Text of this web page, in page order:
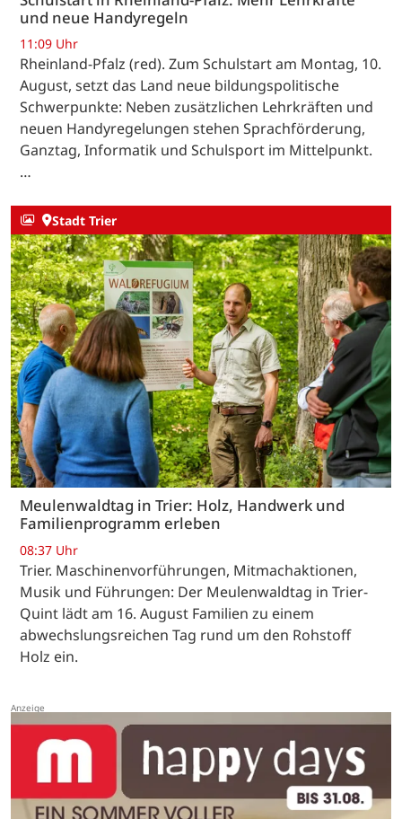
und neue Handyregeln
11:09 Uhr
Rheinland-Pfalz (red). Zum Schulstart am Montag, 10.
August, setzt das Land neue bildungspolitische
Schwerpunkte: Neben zusätzlichen Lehrkräften und
neuen Handyregelungen stehen Sprachförderung,
Ganztag, Informatik und Schulsport im Mittelpunkt.
…
Stadt Trier
Meulenwaldtag in Trier: Holz, Handwerk und
Familienprogramm erleben
08:37 Uhr
Trier. Maschinenvorführungen, Mitmachaktionen,
Musik und Führungen: Der Meulenwaldtag in Trier-
Quint lädt am 16. August Familien zu einem
abwechslungsreichen Tag rund um den Rohstoff
Holz ein.